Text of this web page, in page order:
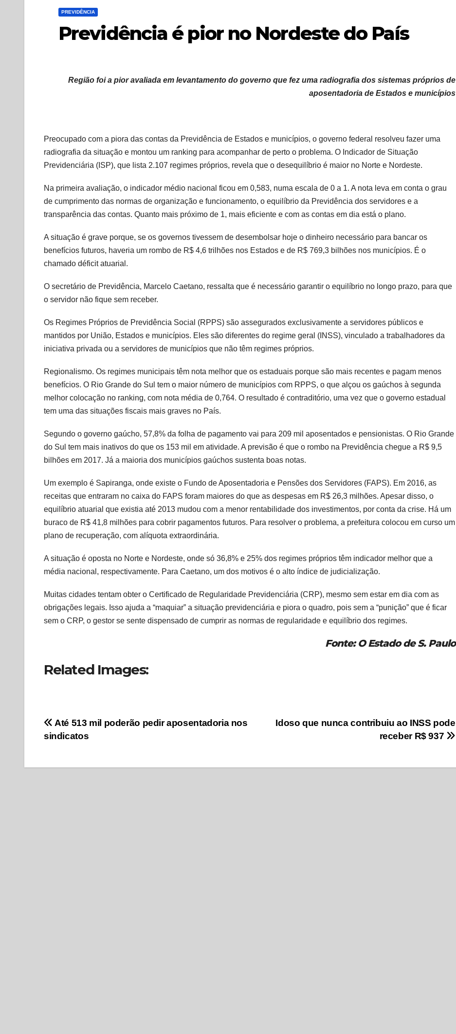
PREVIDÊNCIA
Previdência é pior no Nordeste do País
Região foi a pior avaliada em levantamento do governo que fez uma radiografia dos sistemas próprios de
aposentadoria de Estados e municípios
Preocupado com a piora das contas da Previdência de Estados e municípios, o governo federal resolveu fazer uma
radiografia da situação e montou um ranking para acompanhar de perto o problema. O Indicador de Situação
Previdenciária (ISP), que lista 2.107 regimes próprios, revela que o desequilíbrio é maior no Norte e Nordeste.
Na primeira avaliação, o indicador médio nacional ficou em 0,583, numa escala de 0 a 1. A nota leva em conta o grau
de cumprimento das normas de organização e funcionamento, o equilíbrio da Previdência dos servidores e a
transparência das contas. Quanto mais próximo de 1, mais eficiente e com as contas em dia está o plano.
A situação é grave porque, se os governos tivessem de desembolsar hoje o dinheiro necessário para bancar os
benefícios futuros, haveria um rombo de R$ 4,6 trilhões nos Estados e de R$ 769,3 bilhões nos municípios. É o
chamado déficit atuarial.
O secretário de Previdência, Marcelo Caetano, ressalta que é necessário garantir o equilíbrio no longo prazo, para que
o servidor não fique sem receber.
Os Regimes Próprios de Previdência Social (RPPS) são assegurados exclusivamente a servidores públicos e
mantidos por União, Estados e municípios. Eles são diferentes do regime geral (INSS), vinculado a trabalhadores da
iniciativa privada ou a servidores de municípios que não têm regimes próprios.
Regionalismo. Os regimes municipais têm nota melhor que os estaduais porque são mais recentes e pagam menos
benefícios. O Rio Grande do Sul tem o maior número de municípios com RPPS, o que alçou os gaúchos à segunda
melhor colocação no ranking, com nota média de 0,764. O resultado é contraditório, uma vez que o governo estadual
tem uma das situações fiscais mais graves no País.
Segundo o governo gaúcho, 57,8% da folha de pagamento vai para 209 mil aposentados e pensionistas. O Rio Grande
do Sul tem mais inativos do que os 153 mil em atividade. A previsão é que o rombo na Previdência chegue a R$ 9,5
bilhões em 2017. Já a maioria dos municípios gaúchos sustenta boas notas.
Um exemplo é Sapiranga, onde existe o Fundo de Aposentadoria e Pensões dos Servidores (FAPS). Em 2016, as
receitas que entraram no caixa do FAPS foram maiores do que as despesas em R$ 26,3 milhões. Apesar disso, o
equilíbrio atuarial que existia até 2013 mudou com a menor rentabilidade dos investimentos, por conta da crise. Há um
buraco de R$ 41,8 milhões para cobrir pagamentos futuros. Para resolver o problema, a prefeitura colocou em curso um
plano de recuperação, com alíquota extraordinária.
A situação é oposta no Norte e Nordeste, onde só 36,8% e 25% dos regimes próprios têm indicador melhor que a
média nacional, respectivamente. Para Caetano, um dos motivos é o alto índice de judicialização.
Muitas cidades tentam obter o Certificado de Regularidade Previdenciária (CRP), mesmo sem estar em dia com as
obrigações legais. Isso ajuda a “maquiar” a situação previdenciária e piora o quadro, pois sem a “punição” que é ficar
sem o CRP, o gestor se sente dispensado de cumprir as normas de regularidade e equilíbrio dos regimes.
Fonte: O Estado de S. Paulo
Related Images:
Navegação
Post
Idoso que nunca contribuiu ao INSS pode
receber R$ 937
Até 513 mil poderão pedir aposentadoria nos
sindicatos